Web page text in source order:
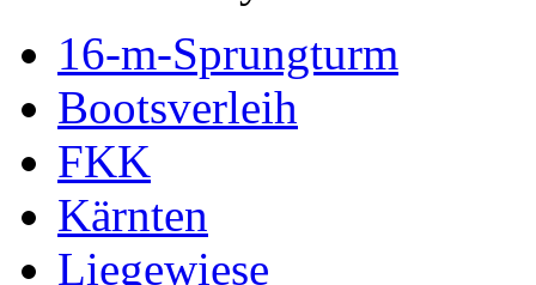
16-m-Sprungturm
Bootsverleih
FKK
Kärnten
Liegewiese